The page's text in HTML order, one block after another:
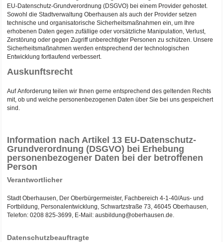
EU-Datenschutz-Grundverordnung (DSGVO) bei einem Provider gehostet.
Sowohl die Stadtverwaltung Oberhausen als auch der Provider setzen
technische und organisatorische Sicherheitsmaßnahmen ein, um Ihre
erhobenen Daten gegen zufällige oder vorsätzliche Manipulation, Verlust,
Zerstörung oder gegen Zugriff unberechtigter Personen zu schützen. Unsere
Sicherheitsmaßnahmen werden entsprechend der technologischen
Entwicklung fortlaufend verbessert.
Auskunftsrecht
Auf Anforderung teilen wir Ihnen gerne entsprechend des geltenden Rechts
mit, ob und welche personenbezogenen Daten über Sie bei uns gespeichert
sind.
Information nach Artikel 13 EU-Datenschutz-
Grundverordnung (DSGVO) bei Erhebung
personenbezogener Daten bei der betroffenen
Person
Verantwortlicher
Stadt Oberhausen, Der Oberbürgermeister, Fachbereich 4-1-40/Aus- und
Fortbildung, Personalentwicklung, Schwartzstraße 73, 46045 Oberhausen,
Telefon: 0208 825-3699, E-Mail: ausbildung@oberhausen.de.
Datenschutzbeauftragte